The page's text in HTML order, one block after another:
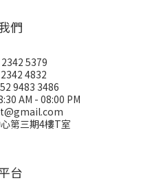
們
5379
4832
9483 3486
AM - 08:00 PM
第三期4樓T室
台